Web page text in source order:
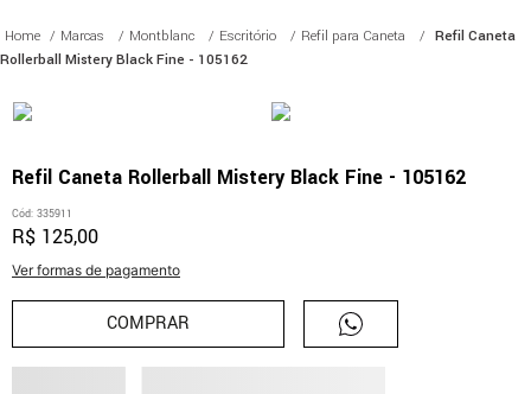
Marcas Montblanc Escritório Refil para Caneta
Refil Caneta
Rollerball Mistery Black Fine - 105162
Refil Caneta Rollerball Mistery Black Fine - 105162
Cód: 335911
R$ 125,00
Ver formas de pagamento
COMPRAR